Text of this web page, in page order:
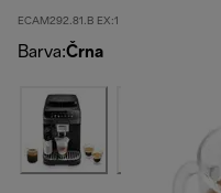
ECAM292.81.B EX:1
Barva:Črna